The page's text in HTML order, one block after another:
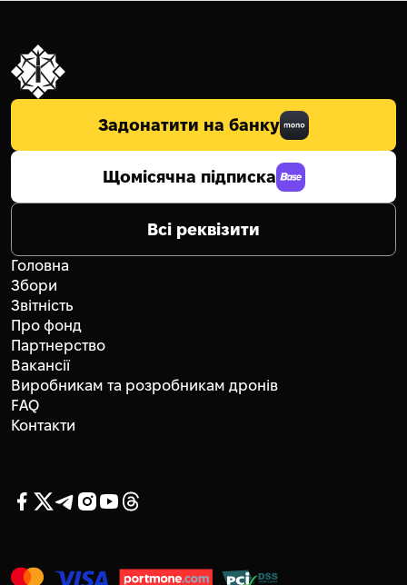
Задонатити на банку
Щомісячна підписка
Всі реквізити
Головна
Збори
Звітність
Про фонд
Партнерство
Вакансії
Виробникам та розробникам дронів
FAQ
Контакти